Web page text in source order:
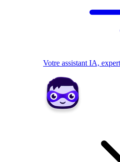
Votre assistant IA,